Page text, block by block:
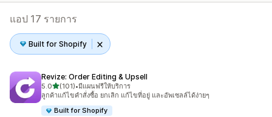
แอป 17 รายการ
Built for Shopify
Revize: Order Editing & Upsell
5.0เต็ม 5 ดาว
(101)
ทั้งหมด 101 รีวิว
•มีแผนฟรีให้บริการ
ลูกค้าแก้ไขคำสั่งซื้อ ยกเลิก แก้ไขที่อยู่ และอัพเซลล์ได้ง่ายๆ
Built for Shopify